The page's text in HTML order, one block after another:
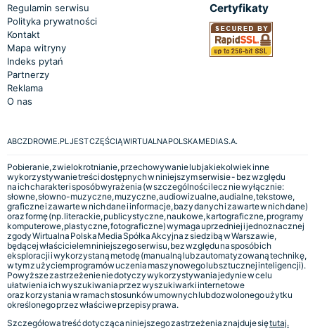
Regulamin serwisu
Polityka prywatności
Kontakt
Mapa witryny
Indeks pytań
Partnerzy
Reklama
O nas
Certyfikaty
ABCZDROWIE.PL JEST CZĘŚCIĄ WIRTUALNA POLSKA MEDIA S.A.
Pobieranie, zwielokrotnianie, przechowywanie lub jakiekolwiek inne
wykorzystywanie treści dostępnych w niniejszym serwisie - bez względu
na ich charakter i sposób wyrażenia (w szczególności lecz nie wyłącznie:
słowne, słowno-muzyczne, muzyczne, audiowizualne, audialne, tekstowe,
graficzne i zawarte w nich dane i informacje, bazy danych i zawarte w nich dane)
oraz formę (np. literackie, publicystyczne, naukowe, kartograficzne, programy
komputerowe, plastyczne, fotograficzne) wymaga uprzedniej i jednoznacznej
zgody Wirtualna Polska Media Spółka Akcyjna z siedzibą w Warszawie,
będącej właścicielem niniejszego serwisu, bez względu na sposób ich
eksploracji i wykorzystaną metodę (manualną lub zautomatyzowaną technikę,
w tym z użyciem programów uczenia maszynowego lub sztucznej inteligencji).
Powyższe zastrzeżenie nie dotyczy wykorzystywania jedynie w celu
ułatwienia ich wyszukiwania przez wyszukiwarki internetowe
oraz korzystania w ramach stosunków umownych lub dozwolonego użytku
określonego przez właściwe przepisy prawa.
Szczegółowa treść dotycząca niniejszego zastrzeżenia znajduje siętutaj.